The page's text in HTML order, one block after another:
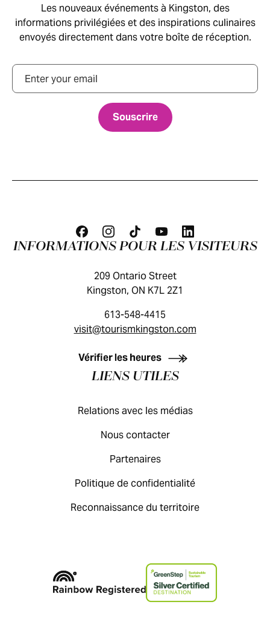
Les nouveaux événements à Kingston, des
informations privilégiées et des inspirations culinaires
envoyés directement dans votre boîte de réception.
Courriel
GUIDE DES VISITEURS
INFORMATIONS POUR LES VISITEURS
209 Ontario Street
Kingston, ON K7L 2Z1
613-548-4415
visit@tourismkingston.com
Vérifier les heures
LIENS UTILES
Relations avec les médias
Nous contacter
Partenaires
Politique de confidentialité
Reconnaissance du territoire